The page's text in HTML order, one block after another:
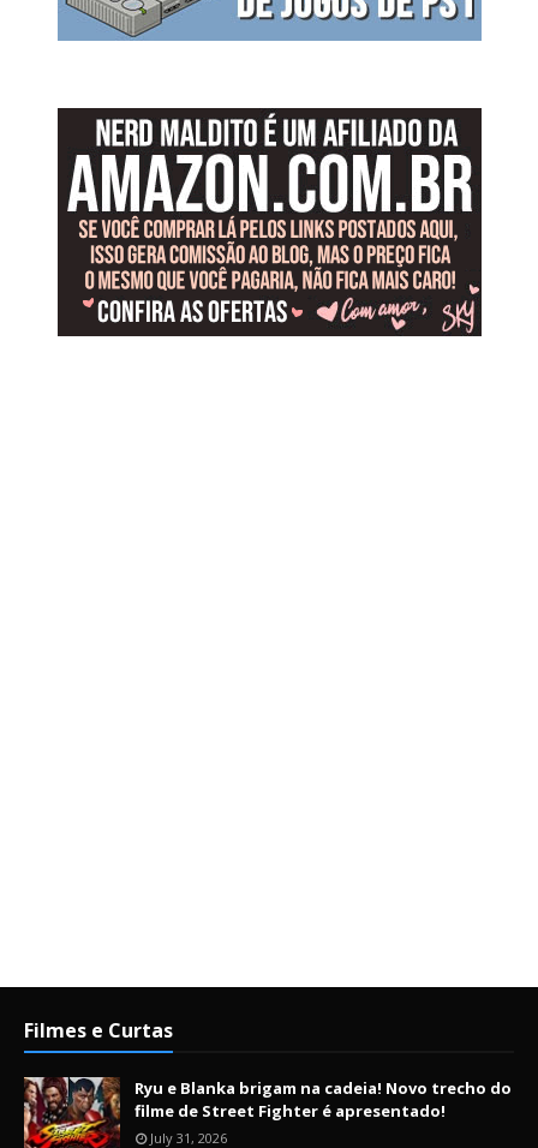
Filmes e Curtas
Ryu e Blanka brigam na cadeia! Novo trecho do
filme de Street Fighter é apresentado!
July 31, 2026